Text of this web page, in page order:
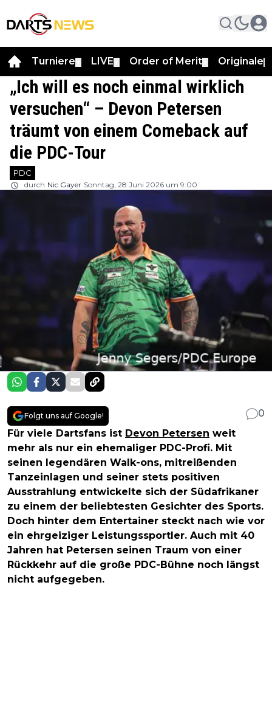
Turniere LIVE Order of Merit Originale
„Ich will es noch einmal wirklich
versuchen“ – Devon Petersen
träumt von einem Comeback auf
die PDC-Tour
PDC
durch Nic Gayer Sonntag, 28 Juni 2026 um 9:00
Folgt uns auf Google!
0
Für viele Dartsfans ist Devon Petersen weit
mehr als nur ein ehemaliger PDC-Profi. Mit
seinen legendären Walk-ons, mitreißenden
Tanzeinlagen und seiner stets positiven
Ausstrahlung entwickelte sich der Südafrikaner
zu einem der beliebtesten Gesichter des Sports.
Doch hinter dem Entertainer steckt nach wie vor
ein ehrgeiziger Leistungssportler. Auch mit 40
Jahren hat Petersen seinen Traum von einer
Rückkehr auf die große PDC-Bühne noch längst
nicht aufgegeben.